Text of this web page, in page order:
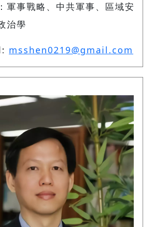
軍事戰略、中共軍事、區域安
治學
msshen0219@gmail.com